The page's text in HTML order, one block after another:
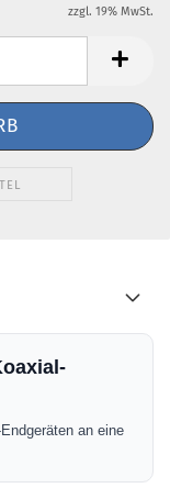
zzgl. 19% MwSt.
an eine